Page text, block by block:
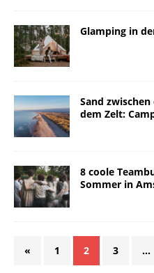
Glamping in
Sand
dem Zelt:
8 coole
Sommer in
« 1 2 3 …